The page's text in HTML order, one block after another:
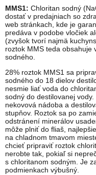
MMS1: Chloritan sodný
dostať v predajniach so
web stránkach, kde je
predáva v podobe vločiek
(zvyšok tvorí najmä
roztok MMS teda obsahuje
sodného.
28% roztok MMS1 sa
sodného do 18 dielov
nesmie liať voda do
sodný do destilovanej
nekovová nádoba a
stupňov. Roztok sa po
odstránení minerálov
môže plniť do fliaš,
na chladnom tmavom
chcieť pripraviť roztok
nerobte tak, pokiaľ si
s chloritanom sodným. Je
podmienkach výbušný.